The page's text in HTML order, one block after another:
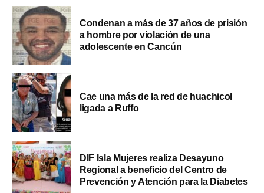
Condenan a más de 37 años de prisión
a hombre por violación de una
adolescente en Cancún
Cae una más de la red de huachicol
ligada a Ruffo
DIF Isla Mujeres realiza Desayuno
Regional a beneficio del Centro de
Prevención y Atención para la Diabetes